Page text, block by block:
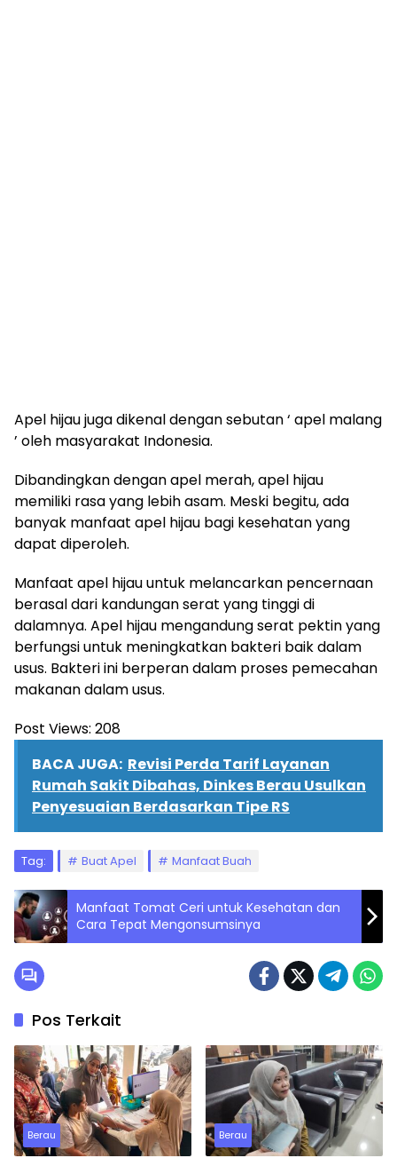
Apel hijau juga dikenal dengan sebutan ‘ apel malang
’ oleh masyarakat Indonesia.
Dibandingkan dengan apel merah, apel hijau
memiliki rasa yang lebih asam. Meski begitu, ada
banyak manfaat apel hijau bagi kesehatan yang
dapat diperoleh.
Manfaat apel hijau untuk melancarkan pencernaan
berasal dari kandungan serat yang tinggi di
dalamnya. Apel hijau mengandung serat pektin yang
berfungsi untuk meningkatkan bakteri baik dalam
usus. Bakteri ini berperan dalam proses pemecahan
makanan dalam usus.
Post Views: 208
BACA JUGA: Revisi Perda Tarif Layanan
Rumah Sakit Dibahas, Dinkes Berau Usulkan
Penyesuaian Berdasarkan Tipe RS
Tag: Buat Apel Manfaat Buah
Manfaat Tomat Ceri untuk Kesehatan dan
Cara Tepat Mengonsumsinya
Pos Terkait
Berau Berau